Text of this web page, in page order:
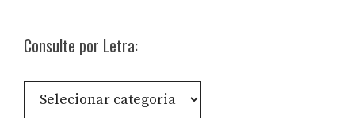
Consulte por Letra:
Consulte
por